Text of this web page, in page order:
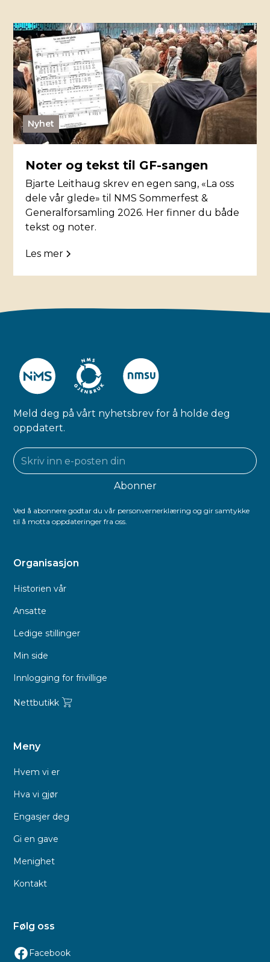
Nyhet
Noter og tekst til GF-sangen
Bjarte Leithaug skrev en egen sang, «La oss
dele vår glede» til NMS Sommerfest &
Generalforsamling 2026. Her finner du både
tekst og noter.
Les mer
Meld deg på vårt nyhetsbrev for å holde deg
oppdatert.
Ved å abonnere godtar du vår personvernerklæring og gir samtykke
til å motta oppdateringer fra oss.
Organisasjon
Historien vår
Ansatte
Ledige stillinger
Min side
Innlogging for frivillige
Nettbutikk
Meny
Hvem vi er
Hva vi gjør
Engasjer deg
Gi en gave
Menighet
Kontakt
Følg oss
Facebook